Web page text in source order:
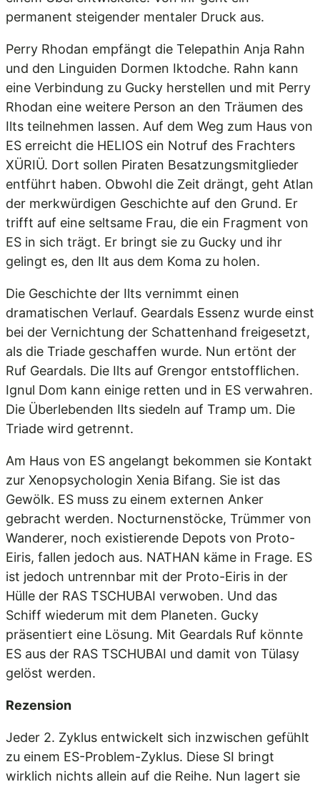
permanent steigender mentaler Druck aus.
Perry Rhodan empfängt die Telepathin Anja Rahn
und den Linguiden Dormen Iktodche. Rahn kann
eine Verbindung zu Gucky herstellen und mit Perry
Rhodan eine weitere Person an den Träumen des
Ilts teilnehmen lassen. Auf dem Weg zum Haus von
ES erreicht die HELIOS ein Notruf des Frachters
XÜRIÜ. Dort sollen Piraten Besatzungsmitglieder
entführt haben. Obwohl die Zeit drängt, geht Atlan
der merkwürdigen Geschichte auf den Grund. Er
trifft auf eine seltsame Frau, die ein Fragment von
ES in sich trägt. Er bringt sie zu Gucky und ihr
gelingt es, den Ilt aus dem Koma zu holen.
Die Geschichte der Ilts vernimmt einen
dramatischen Verlauf. Geardals Essenz wurde einst
bei der Vernichtung der Schattenhand freigesetzt,
als die Triade geschaffen wurde. Nun ertönt der
Ruf Geardals. Die Ilts auf Grengor entstofflichen.
Ignul Dom kann einige retten und in ES verwahren.
Die Überlebenden Ilts siedeln auf Tramp um. Die
Triade wird getrennt.
Am Haus von ES angelangt bekommen sie Kontakt
zur Xenopsychologin Xenia Bifang. Sie ist das
Gewölk. ES muss zu einem externen Anker
gebracht werden. Nocturnenstöcke, Trümmer von
Wanderer, noch existierende Depots von Proto-
Eiris, fallen jedoch aus. NATHAN käme in Frage. ES
ist jedoch untrennbar mit der Proto-Eiris in der
Hülle der RAS TSCHUBAI verwoben. Und das
Schiff wiederum mit dem Planeten. Gucky
präsentiert eine Lösung. Mit Geardals Ruf könnte
ES aus der RAS TSCHUBAI und damit von Tülasy
gelöst werden.
Rezension
Jeder 2. Zyklus entwickelt sich inzwischen gefühlt
zu einem ES-Problem-Zyklus. Diese SI bringt
wirklich nichts allein auf die Reihe. Nun lagert sie